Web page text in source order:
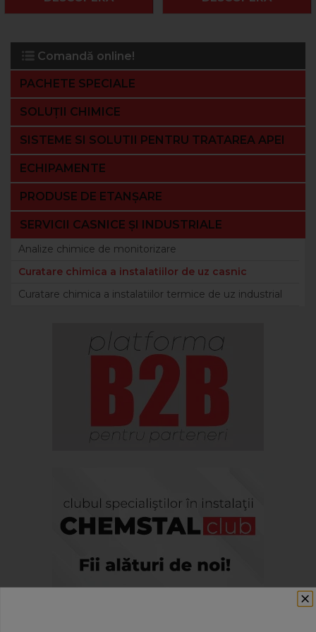
Comandă online!
PACHETE SPECIALE
SOLUȚII CHIMICE
SISTEME SI SOLUTII PENTRU TRATAREA APEI
ECHIPAMENTE
PRODUSE DE ETANȘARE
SERVICII CASNICE ȘI INDUSTRIALE
Analize chimice de monitorizare
Curatare chimica a instalatiilor de uz casnic
Curatare chimica a instalatiilor termice de uz industrial